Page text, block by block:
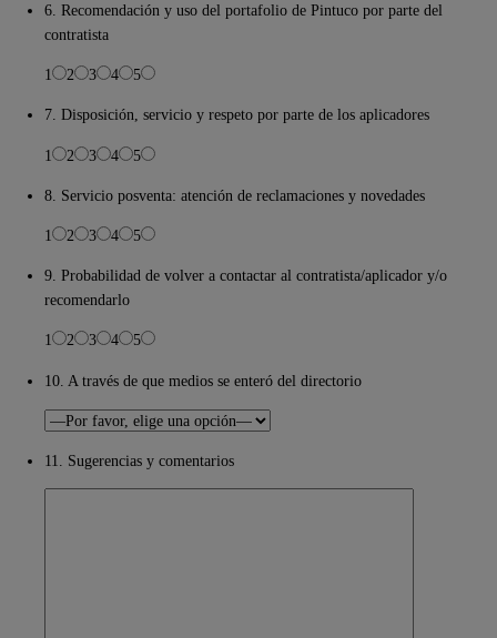
6. Recomendación y uso del portafolio de Pintuco por parte del
contratista
1 2 3 4 5
7. Disposición, servicio y respeto por parte de los aplicadores
1 2 3 4 5
8. Servicio posventa: atención de reclamaciones y novedades
1 2 3 4 5
9. Probabilidad de volver a contactar al contratista/aplicador y/o
recomendarlo
1 2 3 4 5
10. A través de que medios se enteró del directorio
11. Sugerencias y comentarios